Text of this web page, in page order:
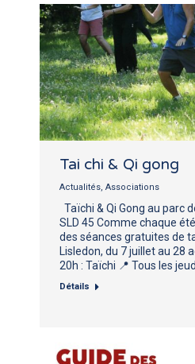
Tai chi & Qi gong
Actualités Associations
Taïchi & Qi Gong au parc
SLD 45 Comme chaque
des séances gratuites de
Lisledon, du 7 juillet au 28
20h : Taïchi 📍 Tous les
Détails